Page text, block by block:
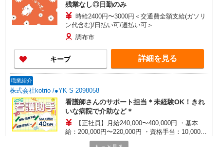
残業なし◎日勤のみ
時給2400円〜3000円＜交通費全額支給(ガソリ
ン代含む)/日払い可/週払い可＞
調布市
キープ 詳細を見る
職業紹介
株式会社kotrio /●YK-S-2098058
看護師さんのサポート担当＊未経験OK！きれ
いな病院で介助など＊
【正社員】月給240,000〜400,000円 ・基本
給：200,000円〜220,000円 ・資格手当：10,000〜
30,000円 ・役職手当：10,000〜70,000円 ・処遇改
東京都調布市